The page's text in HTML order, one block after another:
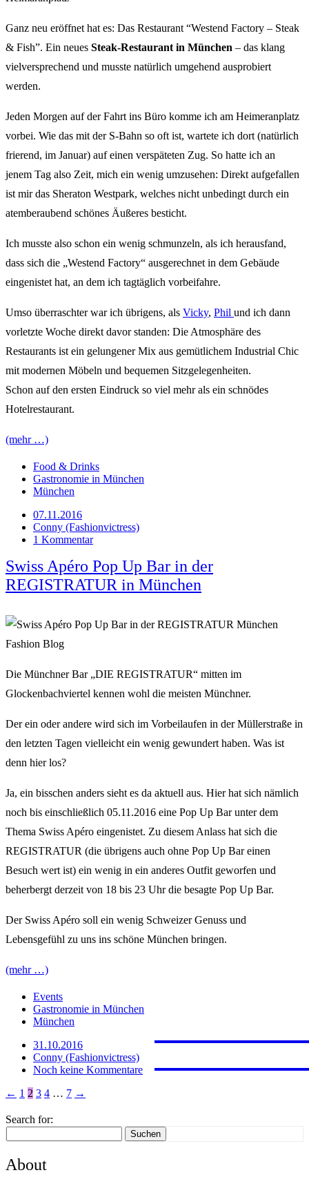
Ganz neu eröffnet hat es: Das Restaurant “Westend Factory – Steak
& Fish”. Ein neues Steak-Restaurant in München – das klang
vielversprechend und musste natürlich umgehend ausprobiert
werden.
Jeden Morgen auf der Fahrt ins Büro komme ich am Heimeranplatz
vorbei. Wie das mit der S-Bahn so oft ist, wartete ich dort (natürlich
frierend, im Januar) auf einen verspäteten Zug. So hatte ich an
jenem Tag also Zeit, mich ein wenig umzusehen: Direkt aufgefallen
ist mir das Sheraton Westpark, welches nicht unbedingt durch ein
atemberaubend schönes Äußeres besticht.
Ich musste also schon ein wenig schmunzeln, als ich herausfand,
dass sich die „Westend Factory“ ausgerechnet in dem Gebäude
eingenistet hat, an dem ich tagtäglich vorbeifahre.
Umso überraschter war ich übrigens, als Vicky, Phil und ich dann
vorletzte Woche direkt davor standen: Die Atmosphäre des
Restaurants ist ein gelungener Mix aus gemütlichem Industrial Chic
mit modernen Möbeln und bequemen Sitzgelegenheiten.
Schon auf den ersten Eindruck so viel mehr als ein schnödes
Hotelrestaurant.
(mehr …)
Food & Drinks
Gastronomie in München
München
07.11.2016
Conny (Fashionvictress)
1 Kommentar
Swiss Apéro Pop Up Bar in der
REGISTRATUR in München
Die Münchner Bar „DIE REGISTRATUR“ mitten im
Glockenbachviertel kennen wohl die meisten Münchner.
Der ein oder andere wird sich im Vorbeilaufen in der Müllerstraße in
den letzten Tagen vielleicht ein wenig gewundert haben. Was ist
denn hier los?
Ja, ein bisschen anders sieht es da aktuell aus. Hier hat sich nämlich
noch bis einschließlich 05.11.2016 eine Pop Up Bar unter dem
Thema Swiss Apéro eingenistet. Zu diesem Anlass hat sich die
REGISTRATUR (die übrigens auch ohne Pop Up Bar einen
Besuch wert ist) ein wenig in ein anderes Outfit geworfen und
beherbergt derzeit von 18 bis 23 Uhr die besagte Pop Up Bar.
Der Swiss Apéro soll ein wenig Schweizer Genuss und
Lebensgefühl zu uns ins schöne München bringen.
(mehr …)
Events
Gastronomie in München
München
31.10.2016
Conny (Fashionvictress)
Noch keine Kommentare
← 1 2 3 4 … 7 →
Search for:
Suchen
About